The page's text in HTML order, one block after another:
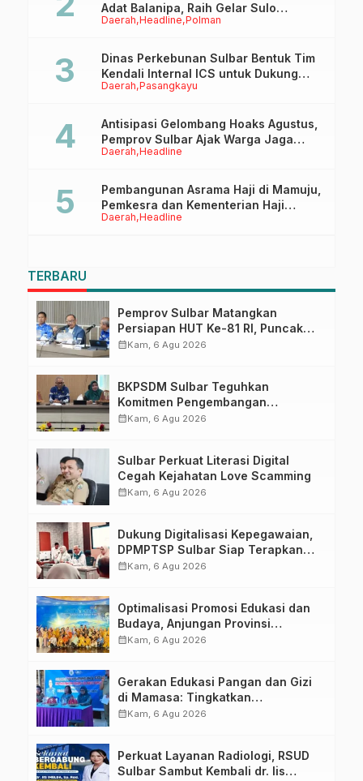
Daerah Headline Polman
Adat Balanipa, Raih Gelar Sulo
Tappidena
Daerah Pasangkayu
Dinas Perkebunan Sulbar Bentuk Tim
Kendali Internal ICS untuk Dukung
Sertifikasi ISPO Pekebun di
Daerah Headline
Antisipasi Gelombang Hoaks Agustus,
Pemprov Sulbar Ajak Warga Jaga
Ruang Digital
Daerah Headline
Pembangunan Asrama Haji di Mamuju,
Pemkesra dan Kementerian Haji
Sulbar Tinjau Lokasi
TERBARU
Pemprov Sulbar Matangkan
Persiapan HUT Ke-81 RI, Puncak
Upacara di Lapangan Ahmad
calendar_monthKam, 6 Agu 2026
BKPSDM Sulbar Teguhkan
Komitmen Pengembangan
Kompetensi ASN melalui
calendar_monthKam, 6 Agu 2026
Sulbar Perkuat Literasi Digital
Cegah Kejahatan Love Scamming
calendar_monthKam, 6 Agu 2026
Dukung Digitalisasi Kepegawaian,
DPMPTSP Sulbar Siap Terapkan
Aplikasi FLEKSI ASN
calendar_monthKam, 6 Agu 2026
Optimalisasi Promosi Edukasi dan
Budaya, Anjungan Provinsi
Sulawesi Barat Perkuat Kolaborasi
calendar_monthKam, 6 Agu 2026
Gerakan Edukasi Pangan dan Gizi
di Mamasa: Tingkatkan
Pengetahuan dan Keterampilan
calendar_monthKam, 6 Agu 2026
Perkuat Layanan Radiologi, RSUD
Sulbar Sambut Kembali dr. Iis